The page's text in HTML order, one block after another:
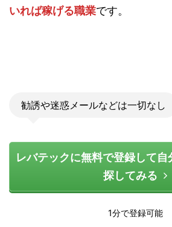
いれば稼げる職業です。
勧誘や迷惑メールなどは一切なし
レバテックに無料で登録して自
探してみる
1分で登録可能